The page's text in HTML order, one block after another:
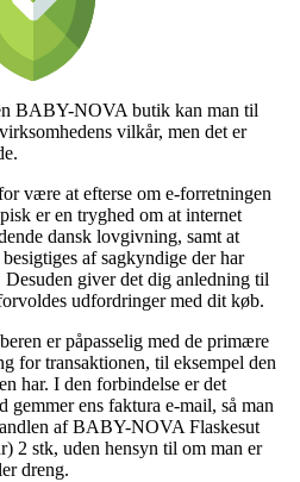
BABY-NOVA butik kan man til
vilkår, men det er
være at efterse om e-forretningen
er en tryghed om at internet
dansk lovgivning, samt at
af sagkyndige der har
giver det dig anledning til
udfordringer med dit køb.
er påpasselig med de primære
for transaktionen, til eksempel den
har. I den forbindelse er det
ens faktura e-mail, så man
af BABY-NOVA Flaskesut
2 stk, uden hensyn til om man er
dreng.